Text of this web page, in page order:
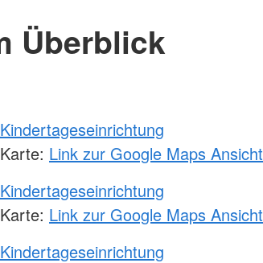
Überblick
Kindertageseinrichtung
Karte: Link zur Google Maps Ansicht
Kindertageseinrichtung
Karte: Link zur Google Maps Ansicht
Kindertageseinrichtung